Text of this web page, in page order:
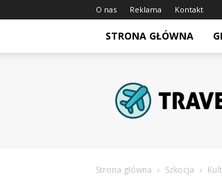
O nas Reklama Kontakt
STRONA GŁÓWNA
Strona główna Szkocja